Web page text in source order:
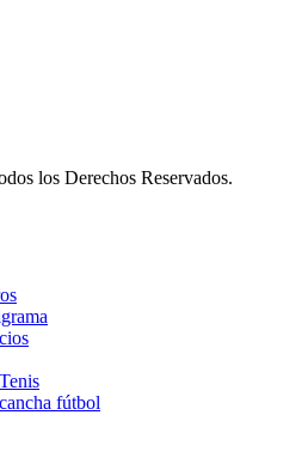
los Derechos Reservados.
fútbol